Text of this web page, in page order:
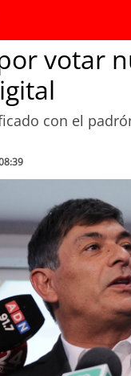
votar
con el